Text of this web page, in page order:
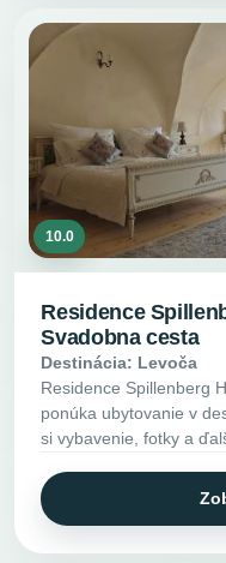
10.0
Residence
Svadobna cesta
Destinácia: Levoča
Residence Spillenberg
ponúka ubytovanie v
si vybavenie, fotky a